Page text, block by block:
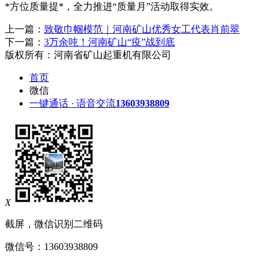
*方位质量提*，全力推进“质量月”活动取得实效。
上一篇： 致敬巾帼模范｜河南矿山优秀女工代表肖前翠
下一篇： 3万余吨！河南矿山“疫”战到底
版权所有：河南省矿山起重机有限公司
首页
微信
一键通话 · 语音交流13603938809
X
截屏，微信识别二维码
微信号： 13603938809